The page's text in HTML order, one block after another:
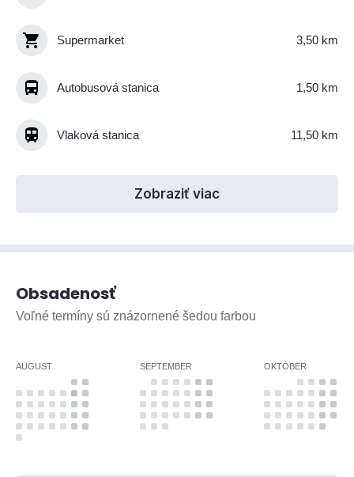
Supermarket 3,50 km
Autobusová stanica 1,50 km
Vlaková stanica 11,50 km
Zobraziť viac
Obsadenosť
Voľné termíny sú znázornené šedou farbou
AUGUST SEPTEMBER OKTÓBER